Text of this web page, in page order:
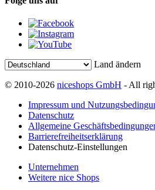
Land ändern
© 2010-2026 niceshops GmbH - All
Impressum und
Datenschutz
Allgemeine
Barrierefreiheitserklärung
Datenschutz-Einstellungen
Unternehmen
Weitere nice Shops